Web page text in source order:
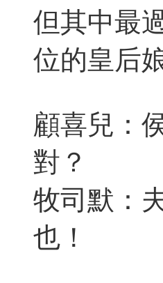
但其中最
位的皇后
顧喜兒：
對？
牧司默：
也！